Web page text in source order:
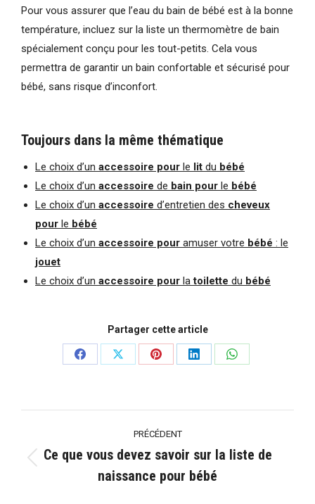
Pour vous assurer que l’eau du bain de bébé est à la bonne
température, incluez sur la liste un thermomètre de bain
spécialement conçu pour les tout-petits. Cela vous
permettra de garantir un bain confortable et sécurisé pour
bébé, sans risque d’inconfort.
Toujours dans la même thématique
Le choix d’un accessoire pour le lit du bébé
Le choix d’un accessoire de bain pour le bébé
Le choix d’un accessoire d’entretien des cheveux
pour le bébé
Le choix d’un accessoire pour amuser votre bébé : le
jouet
Le choix d’un accessoire pour latoilette du bébé
Partager cette article
PartagerPartagerPartagerPartagerPartager
Navigation
article
PRÉCÉDENT
précédent
Ce que vous devez savoir sur la liste de
naissance pour bébé